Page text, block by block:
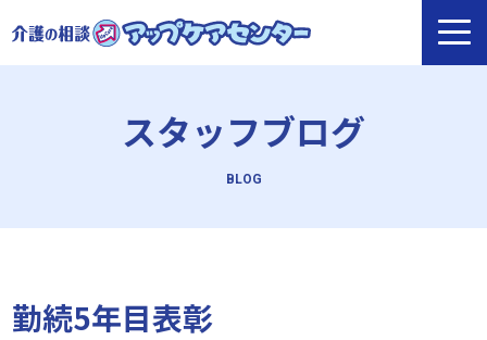
スタッフブログ
勤続5年目表彰